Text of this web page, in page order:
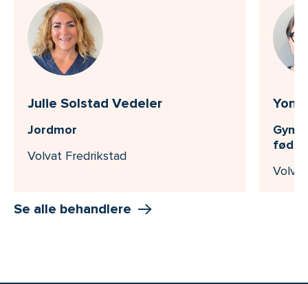
Julie Solstad Vedeler
Jordmor
Volvat Fredrikstad
Yong
Se alle behandlere